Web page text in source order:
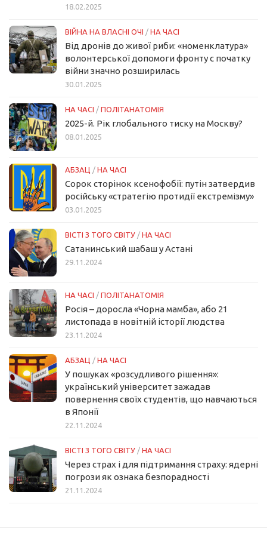
18.02.2025
ВІЙНА НА ВЛАСНІ ОЧІ / НА ЧАСІ
Від дронів до живої риби: «номенклатура»
волонтерської допомоги фронту с початку
війни значно розширилась
30.01.2025
НА ЧАСІ / ПОЛІТАНАТОМІЯ
2025-й. Рік глобального тиску на Москву?
08.01.2025
АБЗАЦ / НА ЧАСІ
Сорок сторінок ксенофобії: путін затвердив
російську «стратегію протидії екстремізму»
03.01.2025
ВІСТІ З ТОГО СВІТУ / НА ЧАСІ
Сатанинський шабаш у Астані
29.11.2024
НА ЧАСІ / ПОЛІТАНАТОМІЯ
Росія – доросла «Чорна мамба», або 21
листопада в новітній історії людства
23.11.2024
АБЗАЦ / НА ЧАСІ
У пошуках «розсудливого рішення»:
український університет зажадав
повернення своїх студентів, що навчаються
в Японії
22.11.2024
ВІСТІ З ТОГО СВІТУ / НА ЧАСІ
Через страх і для підтримання страху: ядерні
погрози як ознака безпорадності
21.11.2024